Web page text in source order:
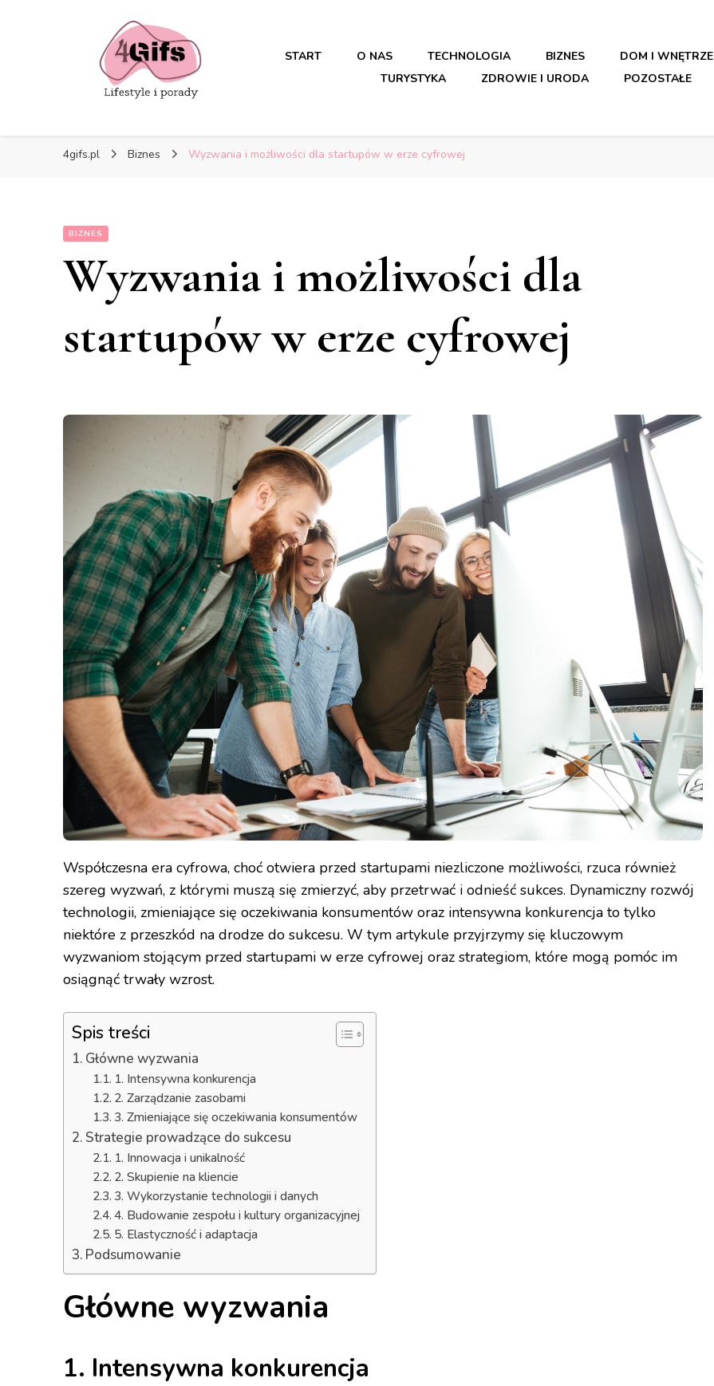
START O NAS TECHNOLOGIA BIZNES DOM I WNĘTRZE
TURYSTYKA
ZDROWIE I URODA POZOSTAŁE
4gifs.pl Biznes Wyzwania i możliwości dla startupów w erze cyfrowej
BIZNES
Wyzwania i możliwości dla
startupów w erze cyfrowej
Współczesna era cyfrowa, choć otwiera przed startupami niezliczone możliwości, rzuca również
szereg wyzwań, z którymi muszą się zmierzyć, aby przetrwać i odnieść sukces. Dynamiczny rozwój
technologii, zmieniające się oczekiwania konsumentów oraz intensywna konkurencja to tylko
niektóre z przeszkód na drodze do sukcesu. W tym artykule przyjrzymy się kluczowym
wyzwaniom stojącym przed startupami w erze cyfrowej oraz strategiom, które mogą pomóc im
osiągnąć trwały wzrost.
Spis treści
Główne wyzwania
1. Intensywna konkurencja
2. Zarządzanie zasobami
3. Zmieniające się oczekiwania konsumentów
Strategie prowadzące do sukcesu
1. Innowacja i unikalność
2. Skupienie na kliencie
3. Wykorzystanie technologii i danych
4. Budowanie zespołu i kultury organizacyjnej
5. Elastyczność i adaptacja
Podsumowanie
Główne wyzwania
1. Intensywna konkurencja